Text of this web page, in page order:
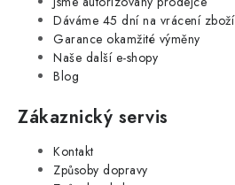
Dáváme 45 dní na vrácení zboží
Garance okamžité výměny
Naše další e-shopy
Blog
Zákaznický servis
Kontakt
Způsoby dopravy